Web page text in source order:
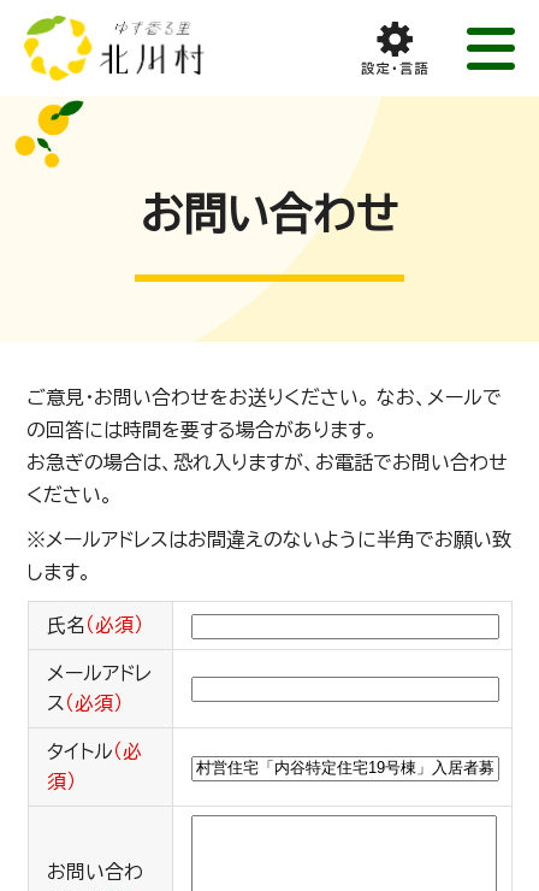
お問い合わせ
ご意見・お問い合わせをお送りください。 なお、メールで
の回答には時間を要する場合があります。
お急ぎの場合は、恐れ入りますが、お電話でお問い合わせ
ください。
※メールアドレスはお間違えのないように半角でお願い致
します。
氏名（必須）
メールアドレ
ス（必須）
タイトル（必
須）
お問い合わ